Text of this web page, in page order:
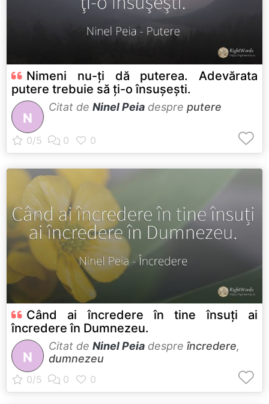
Nimeni nu-ţi dă puterea. Adevărata
putere trebuie să ţi-o însuşeşti.
N
Citat de Ninel Peia despre putere
Când ai încredere în tine însuți ai
încredere în Dumnezeu.
N
Citat de Ninel Peia despre încredere,
dumnezeu